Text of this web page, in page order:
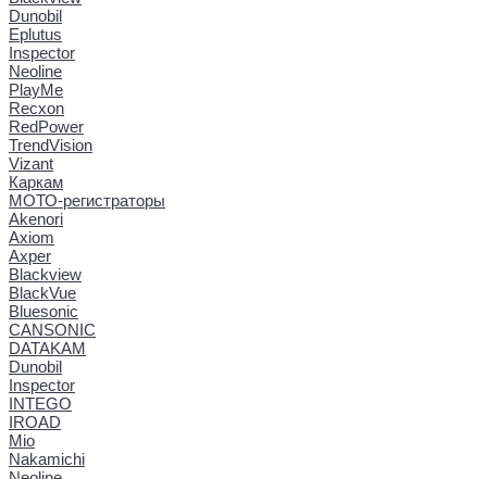
Dunobil
Eplutus
Inspector
Neoline
PlayMe
Recxon
RedPower
TrendVision
Vizant
Каркам
МОТО-регистраторы
Akenori
Axiom
Axper
Blackview
BlackVue
Bluesonic
CANSONIC
DATAKAM
Dunobil
Inspector
INTEGO
IROAD
Mio
Nakamichi